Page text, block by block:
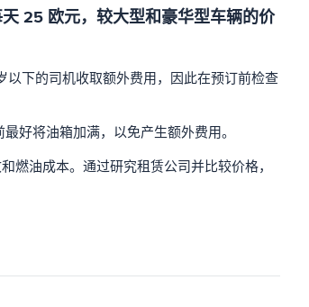
25 欧元，较大型和豪华型车辆的价
下的司机收取额外费用，因此在预订前检查
好将油箱加满，以免产生额外费用。
燃油成本。通过研究租赁公司并比较价格，